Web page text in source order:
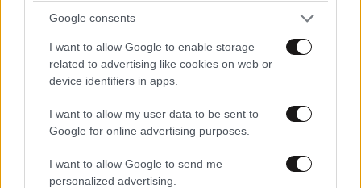
Google consents
I want to allow Google to enable storage
related to advertising like cookies on web or
device identifiers in apps.
I want to allow my user data to be sent to
Google for online advertising purposes.
I want to allow Google to send me
personalized advertising.
πέταξε ο Αμερικανός πρόεδρος κατά τη διάρκεια
συνέντευξής του στο τηλεοπτικό δίκτυο Fox News
στο Πεκίνο, όπου συνεχίζει για δεύτερη ημέρα την
επίσημη επίσκεψή του.
«Αυτό που θα μπορούσαμε να κάνουμε είναι να το
βομβαρδίσουμε ξανά», πρόσθεσε, προφανώς
αναφερόμενος στους βομβαρδισμούς των ΗΠΑ
εναντίον τριών ιρανικών πυρηνικών εγκαταστάσεων